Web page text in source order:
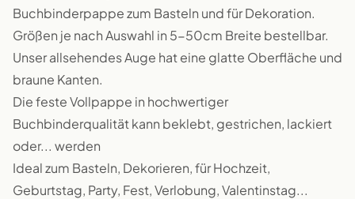
Buchbinderpappe zum Basteln und für Dekoration.
Größen je nach Auswahl in 5-50cm Breite bestellbar.
Unser allsehendes Auge hat eine glatte Oberfläche und
braune Kanten.
Die feste Vollpappe in hochwertiger
Buchbinderqualität kann beklebt, gestrichen, lackiert
oder... werden
Ideal zum Basteln, Dekorieren, für Hochzeit,
Geburtstag, Party, Fest, Verlobung, Valentinstag...